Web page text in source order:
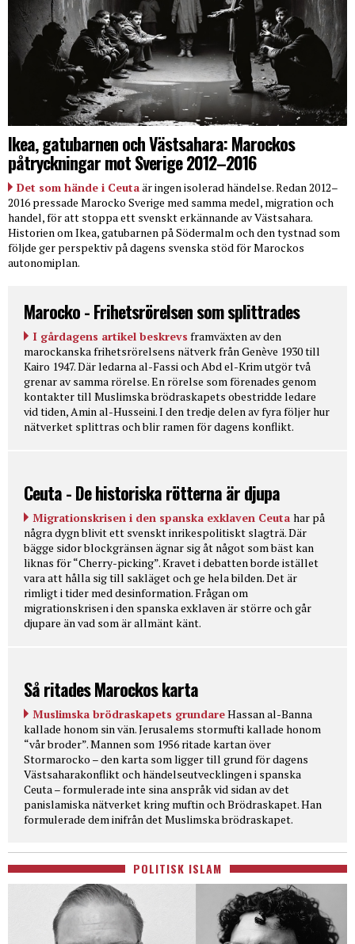
Ikea, gatubarnen och Västsahara: Marockos
påtryckningar mot Sverige 2012–2016
Det som hände i Ceutaär ingen isolerad händelse. Redan 2012–
2016 pressade Marocko Sverige med samma medel, migration och
handel, för att stoppa ett svenskt erkännande av Västsahara.
Historien om Ikea, gatubarnen på Södermalm och den tystnad som
följde ger perspektiv på dagens svenska stöd för Marockos
autonomiplan.
Marocko - Frihetsrörelsen som splittrades
I gårdagens artikel beskrevs framväxten av den
marockanska frihetsrörelsens nätverk från Genève 1930 till
Kairo 1947. Där ledarna al-Fassi och Abd el-Krim utgör två
grenar av samma rörelse. En rörelse som förenades genom
kontakter till Muslimska brödraskapets obestridde ledare
vid tiden, Amin al-Husseini. I den tredje delen av fyra följer hur
nätverket splittras och blir ramen för dagens konflikt.
Ceuta - De historiska rötterna är djupa
Migrationskrisen i den spanska exklaven Ceuta har på
några dygn blivit ett svenskt inrikespolitiskt slagträ. Där
bägge sidor blockgränsen ägnar sig åt något som bäst kan
liknas för “Cherry-picking”. Kravet i debatten borde istället
vara att hålla sig till sakläget och ge hela bilden. Det är
rimligt i tider med desinformation. Frågan om
migrationskrisen i den spanska exklaven är större och går
djupare än vad som är allmänt känt.
Så ritades Marockos karta
Muslimska brödraskapets grundareHassan al-Banna
kallade honom sin vän. Jerusalems stormufti kallade honom
“vår broder”. Mannen som 1956 ritade kartan över
Stormarocko – den karta som ligger till grund för dagens
Västsaharakonflikt och händelseutvecklingen i spanska
Ceuta – formulerade inte sina anspråk vid sidan av det
panislamiska nätverket kring muftin och Brödraskapet. Han
formulerade dem inifrån det Muslimska brödraskapet.
POLITISK ISLAM